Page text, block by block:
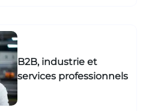
B2B, industrie et
services professionnels